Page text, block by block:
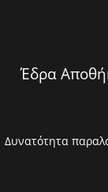
Έδρα
Δυνατότητα